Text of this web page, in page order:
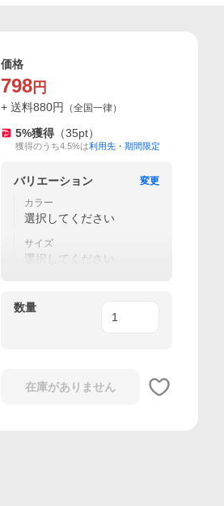
価格
798 円
+ 送料880円 （全国一律）
5%獲得 （35pt）
獲得のうち4.5%は利用先・期間限定
バリエーション
変更
カラー
選択してください
サイズ
選択してください
数量
在庫がありません